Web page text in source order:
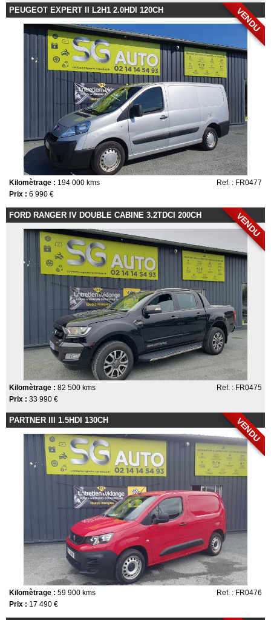
VENDU
PEUGEOT EXPERT II L2H1 2.0HDI 120CH
Ref. : FR0477
Kilomètrage : 194 000 kms
Prix : 6 990 €
VENDU
FORD RANGER IV DOUBLE CABINE 3.2TDCI 200CH
Ref. : FR0475
Kilomètrage : 82 500 kms
Prix : 33 990 €
VENDU
PARTNER III 1.5HDI 130CH
Ref. : FR0476
Kilomètrage : 59 900 kms
Prix : 17 490 €